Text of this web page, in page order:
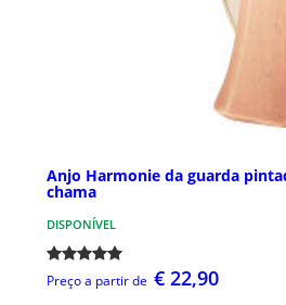
Anjo Harmonie da guarda
chama
DISPONÍVEL
Preço a partir de € 22,90